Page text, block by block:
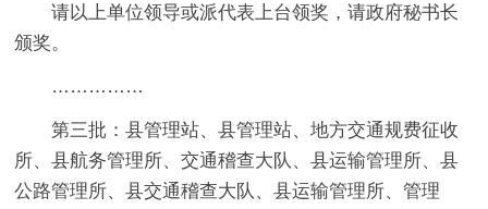
请以上单位领导或派代表上台领奖，请政府秘书长
颁奖。
……………
第三批：县管理站、县管理站、地方交通规费征收
所、县航务管理所、交通稽查大队、县运输管理所、县
公路管理所、县交通稽查大队、县运输管理所、管理